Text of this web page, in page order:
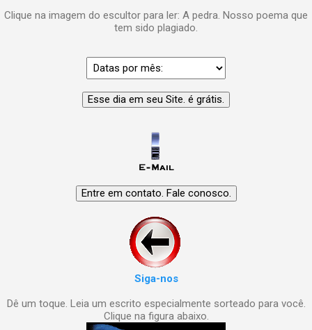
Clique na imagem do escultor para ler: A pedra. Nosso poema que
tem sido plagiado.
Siga-nos
Dê um toque. Leia um escrito especialmente sorteado para você.
Clique na figura abaixo.